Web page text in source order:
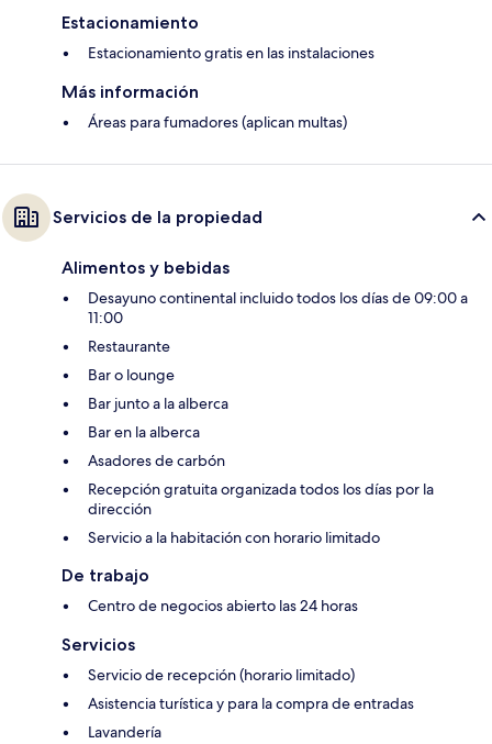
Estacionamiento
Estacionamiento gratis en las instalaciones
Más información
Áreas para fumadores (aplican multas)
Servicios de la propiedad
Alimentos y bebidas
Desayuno continental incluido todos los días de 09:00 a
11:00
Restaurante
Bar o lounge
Bar junto a la alberca
Bar en la alberca
Asadores de carbón
Recepción gratuita organizada todos los días por la
dirección
Servicio a la habitación con horario limitado
De trabajo
Centro de negocios abierto las 24 horas
Servicios
Servicio de recepción (horario limitado)
Asistencia turística y para la compra de entradas
Lavandería